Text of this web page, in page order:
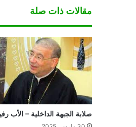
مقالات ذات صلة
صلابة الجبهة الداخلية – الأب